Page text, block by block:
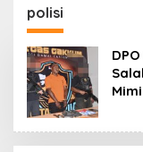
Karolog dan
Kapolresta Gowa
polisi